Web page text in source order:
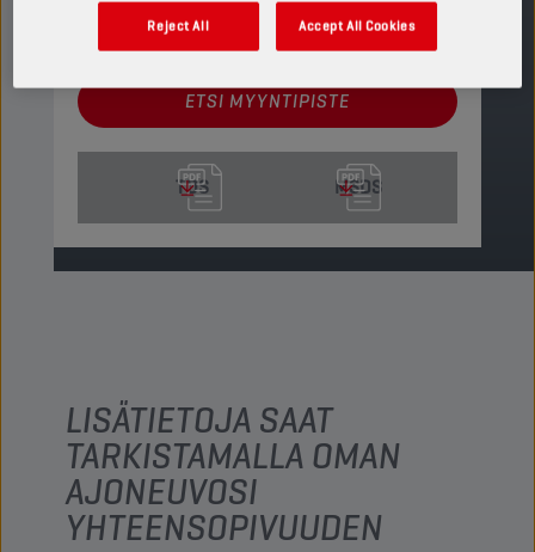
Katso saatavilla olevat koot ja pakkaukset
ETSI MYYNTIPISTE
TDS MSDS
LISÄTIETOJA SAAT
TARKISTAMALLA OMAN
AJONEUVOSI
YHTEENSOPIVUUDEN
Reject All Accept All Cookies